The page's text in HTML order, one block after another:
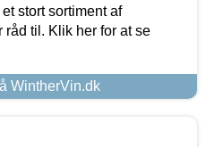
stort sortiment af
råd til. Klik her for at se
WintherVin.dk